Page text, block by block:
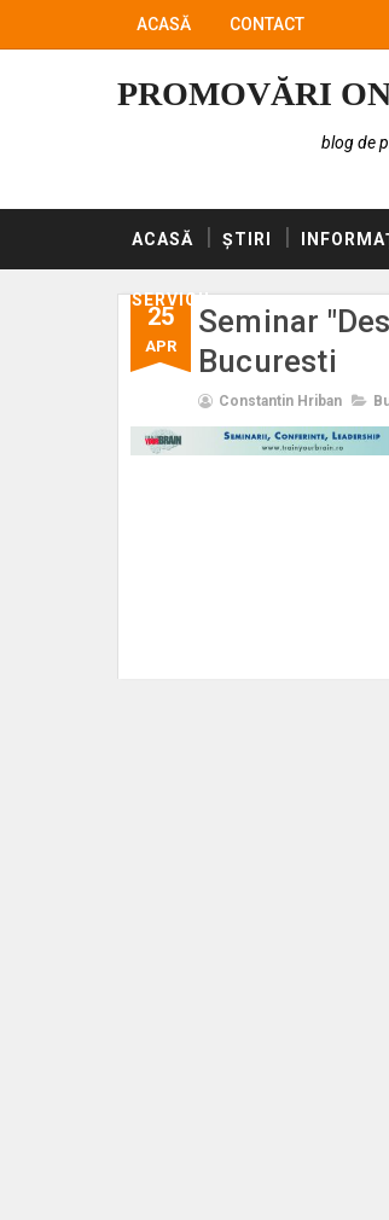
ACASĂ CONTACT
PROMOVĂRI
blog de
ACASĂ ȘTIRI
SERVICII
25
APR
Seminar
Bucuresti
Constantin Hriban